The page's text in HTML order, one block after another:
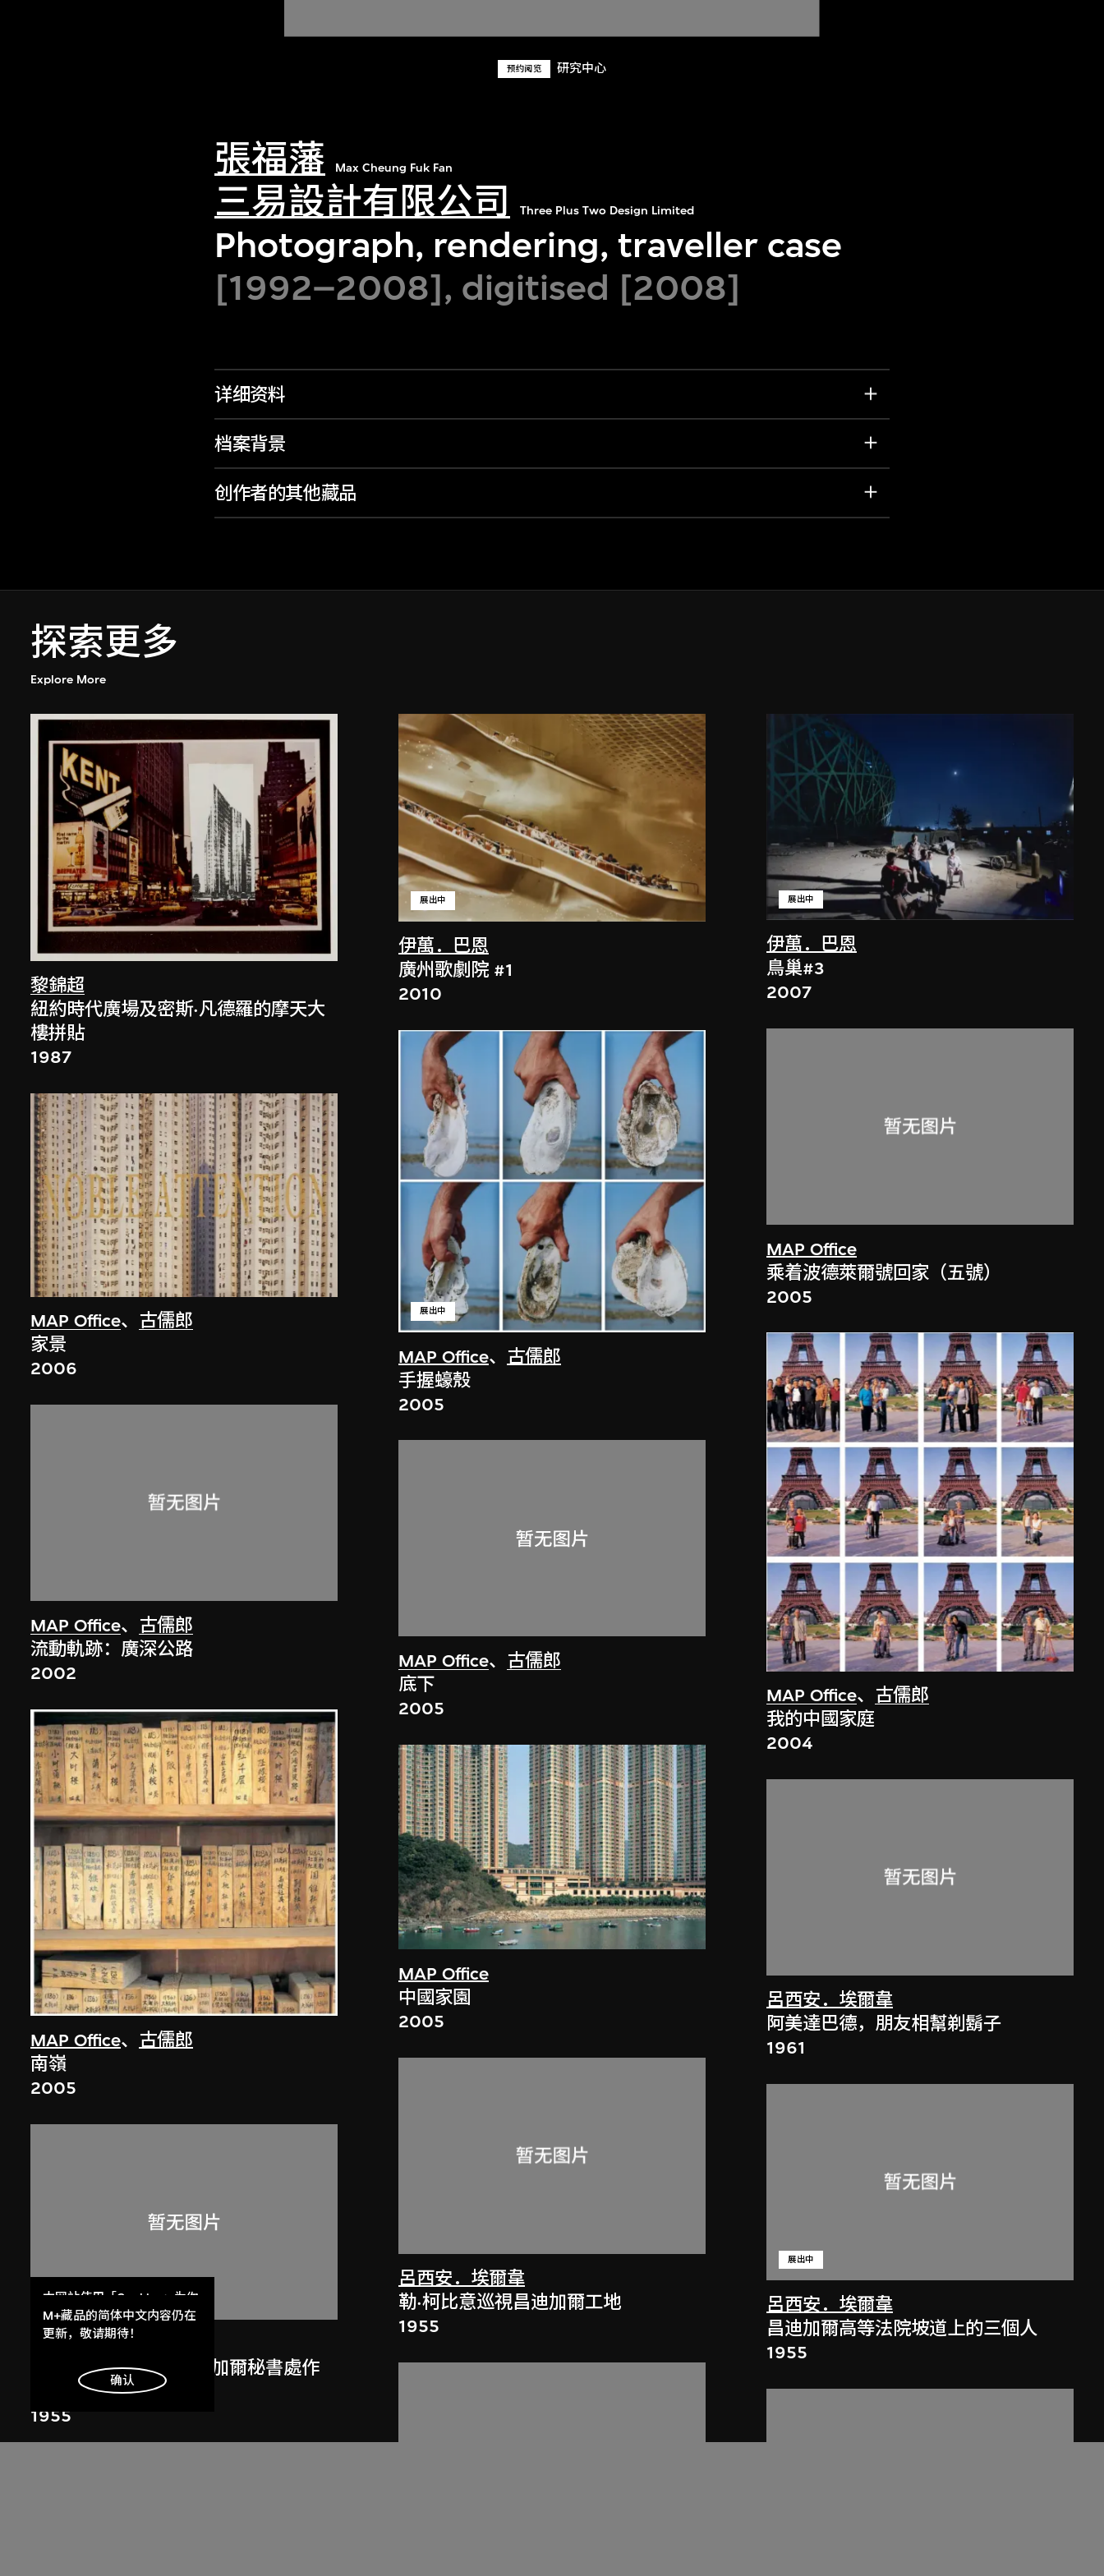
预约阅览 研究中心
張福藩 Max Cheung Fuk Fan
三易設計有限公司 Three Plus Two Design Limited
Photograph, rendering, traveller case
[1992–2008], digitised [2008]
详细资料
档案背景
创作者的其他藏品
探索更多
Explore More
黎錦超
紐約時代廣場及密斯·凡德羅的摩天大
樓拼貼
1987
MAP Office、 古儒郎
家景
2006
MAP Office、 古儒郎
流動軌跡：廣深公路
2002
MAP Office、 古儒郎
南嶺
2005
呂西安．埃爾韋
勒．柯比意於印度昌迪加爾秘書處作
1955
伊萬．巴恩
展出中
廣州歌劇院 #1
2010
MAP Office、 古儒郎
展出中
手握蠔殼
2005
MAP Office、 古儒郎
底下
2005
MAP Office
中國家園
2005
呂西安．埃爾韋
勒·柯比意巡視昌迪加爾工地
1955
伊萬．巴恩
展出中
鳥巢#3
2007
MAP Office
乘着波德萊爾號回家（五號）
2005
MAP Office、 古儒郎
我的中國家庭
2004
呂西安．埃爾韋
阿美達巴德，朋友相幫剃鬍子
1961
呂西安．埃爾韋
展出中
昌迪加爾高等法院坡道上的三個人
1955
本网站使用「Cookies」为你
提供最好的网站体验。
了解更多
明白
M+藏品的简体中文内容仍在
更新，敬请期待！
确认